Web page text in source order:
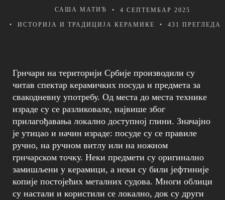
САША МАТИЋ 4 СЕПТЕМБАР 2025
ИСТОРИЈА И ТРАДИЦИЈА КЕРАМИКЕ 431 ПРЕГЛЕДA
Грнчари на територији Србије производили су
читав спектар керамичких посуда и предмета за
свакодневну употребу. Од места до места технике
израде су се разликовале, највише због
прилагођавања локално доступној глини. Значајно
је утицао и начин израде: посуде су се правиле
ручно, на ручном витлу или на ножном
грнчарском точку. Неки предмети су оригинално
замишљени у керамици, а неки су били јефтиније
копије постојећих металних судова. Многи облици
су настали и користили се локално, док су други